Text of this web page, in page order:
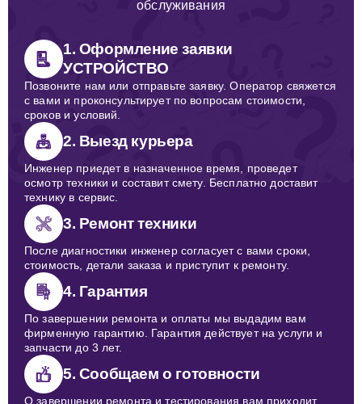
обслуживания
1. Оформление заявки
УСТРОЙСТВО
Позвоните нам или отправьте заявку. Оператор свяжется
с вами и проконсультирует по вопросам стоимости,
сроков и условий.
2. Выезд курьера
Инженер приедет в назначенное время, проведет
осмотр техники и составит смету. Бесплатно доставит
технику в сервис.
3. Ремонт техники
После диагностики инженер согласует с вами сроки,
стоимость, детали заказа и приступит к ремонту.
4. Гарантия
По завершении ремонта и оплаты мы выдадим вам
фирменную гарантию. Гарантия действует на услуги и
запчасти до 3 лет.
5. Сообщаем о готовности
О завершении ремонта и тестирования вам приходит